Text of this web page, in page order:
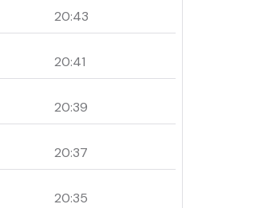
20:43
20:41
20:39
20:37
20:35